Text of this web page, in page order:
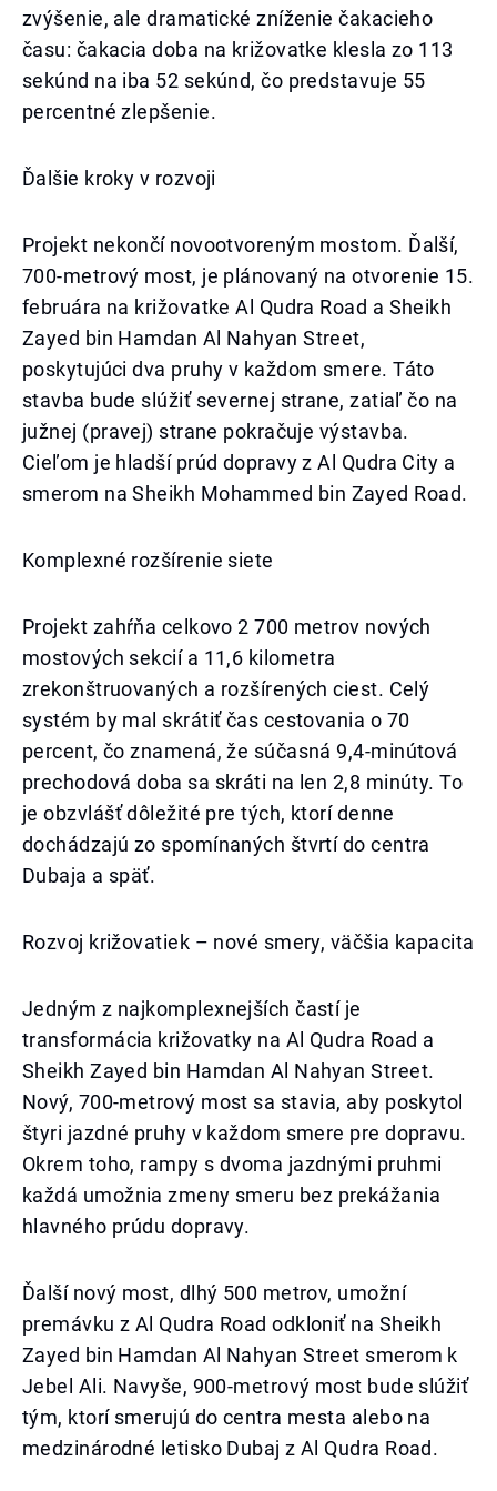
zvýšenie, ale dramatické zníženie čakacieho
času: čakacia doba na križovatke klesla zo 113
sekúnd na iba 52 sekúnd, čo predstavuje 55
percentné zlepšenie.
Ďalšie kroky v rozvoji
Projekt nekončí novootvoreným mostom. Ďalší,
700-metrový most, je plánovaný na otvorenie 15.
februára na križovatke Al Qudra Road a Sheikh
Zayed bin Hamdan Al Nahyan Street,
poskytujúci dva pruhy v každom smere. Táto
stavba bude slúžiť severnej strane, zatiaľ čo na
južnej (pravej) strane pokračuje výstavba.
Cieľom je hladší prúd dopravy z Al Qudra City a
smerom na Sheikh Mohammed bin Zayed Road.
Komplexné rozšírenie siete
Projekt zahŕňa celkovo 2 700 metrov nových
mostových sekcií a 11,6 kilometra
zrekonštruovaných a rozšírených ciest. Celý
systém by mal skrátiť čas cestovania o 70
percent, čo znamená, že súčasná 9,4-minútová
prechodová doba sa skráti na len 2,8 minúty. To
je obzvlášť dôležité pre tých, ktorí denne
dochádzajú zo spomínaných štvrtí do centra
Dubaja a späť.
Rozvoj križovatiek – nové smery, väčšia kapacita
Jedným z najkomplexnejších častí je
transformácia križovatky na Al Qudra Road a
Sheikh Zayed bin Hamdan Al Nahyan Street.
Nový, 700-metrový most sa stavia, aby poskytol
štyri jazdné pruhy v každom smere pre dopravu.
Okrem toho, rampy s dvoma jazdnými pruhmi
každá umožnia zmeny smeru bez prekážania
hlavného prúdu dopravy.
Ďalší nový most, dlhý 500 metrov, umožní
premávku z Al Qudra Road odkloniť na Sheikh
Zayed bin Hamdan Al Nahyan Street smerom k
Jebel Ali. Navyše, 900-metrový most bude slúžiť
tým, ktorí smerujú do centra mesta alebo na
medzinárodné letisko Dubaj z Al Qudra Road.